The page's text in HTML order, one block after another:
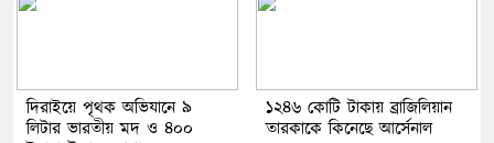
দিরাইয়ে পৃথক অভিযানে ৯
লিটার ভারতীয় মদ ও ৪০০
১২৪৬ কোটি টাকায় ব্রাজিলিয়ান
তারকাকে কিনেছে আর্সেনাল